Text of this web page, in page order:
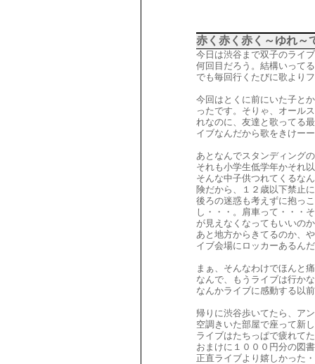
赤く赤く赤く～ゆれ～
今日は渋谷まで双子のライ
何回目だろう。結構いって
でも毎回行くたびに歌より
今回はとくに前にいた子と
ったです。そりゃ、オール
れなのに、友達と歌ってる
イブなんだから歌をきけー
あとなんでスタンディング
それも小学生低学年かそれ
そんな中子供つれてくるな
険だから、１２歳以下禁止
後ろの迷惑も考えずに抱っ
し・・・。肩車って・・・
が見えなくなってもいいの
あと地方からきてるのか、
イブ会場にロッカーあるん
まぁ、そんなわけでほんと
なんで、もうライブは行か
なんかライブに感動する以
帰りに渋谷歩いてたら、ア
空調きいた部屋で座って新
ライブはたちっぱで疲れて
おまけに１０００円分の図
正直ライブより嬉しかった